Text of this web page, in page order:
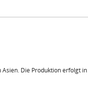
Die Produktion erfolgt